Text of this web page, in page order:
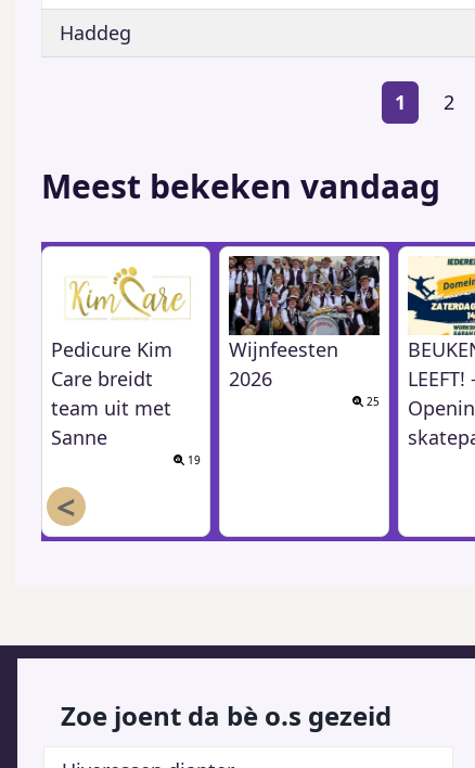
Haddeg
Huidige
pagina
1 2
Meest bekeken vandaag
Pedicure Kim
Care breidt
team uit met
Sanne
19
Wijnfeesten
2026
25
LEEFT!
<
Zoe joent da bè o.s gezeid